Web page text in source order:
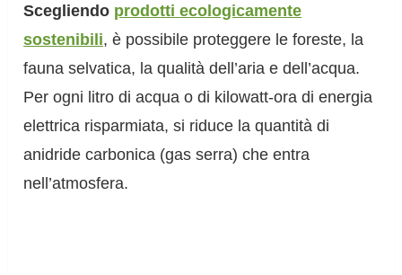
Scegliendo prodotti ecologicamente
sostenibili, è possibile proteggere le foreste, la
fauna selvatica, la qualità dell’aria e dell’acqua.
Per ogni litro di acqua o di kilowatt-ora di energia
elettrica risparmiata, si riduce la quantità di
anidride carbonica (gas serra) che entra
nell’atmosfera.